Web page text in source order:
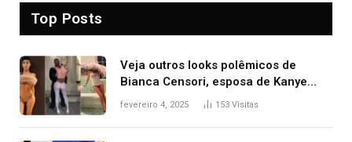
Top Posts
Veja outros looks polêmicos de
Bianca Censori, esposa de Kanye
West que apareceu nua no Grammy
fevereiro 4, 2025 153 Visitas